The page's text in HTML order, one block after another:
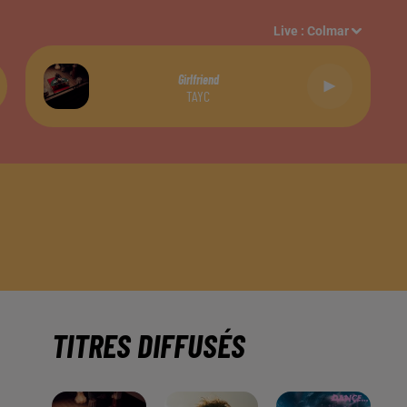
Live :Colmar
Girlfriend
TAYC
TITRES DIFFUSÉS